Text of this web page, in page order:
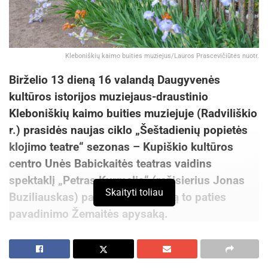
komunalinių atliekų tvarkymo įmokas ir jų
taikymą, teikiama Kauniečių aptarnavimo centre
„Mano Kaunas“ telefonu +370 800 20000.
Šaltinis: Kauno miesto savivaldybė
Žymos: Kauno miesto savivaldybė
Kleboniškių kaimo buities muziejus/Lauros Prascevičiūtės nuotr.
Birželio 13 dieną 16 valandą Daugyvenės
kultūros istorijos muziejaus-draustinio
Kleboniškių kaimo buities muziejuje (Radviliškio
r.) prasidės naujas ciklo „Šeštadienių popietės
klojimo teatre“ sezonas – Kupiškio kultūros
centro Unės Babickaitės teatras vaidins
spektaklį „Petras Kurmelis“ (režisierius Jonas
Buziliauskas) pagal gerai žinomą to paties
pavadinimo Žemaitės apysaką.
Unės Babickaitės teatro siekis – nacionalinės
dramaturgijos sklaida, švietėjiška misija, teatrinių
Skaityti toliau